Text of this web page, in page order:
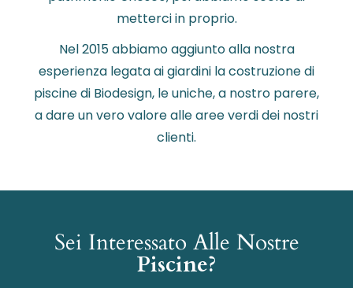
metterci in proprio.
Nel 2015 abbiamo aggiunto alla nostra
esperienza legata ai giardini la costruzione di
piscine di Biodesign, le uniche, a nostro parere,
a dare un vero valore alle aree verdi dei nostri
clienti.
Sei Interessato Alle Nostre
Piscine?